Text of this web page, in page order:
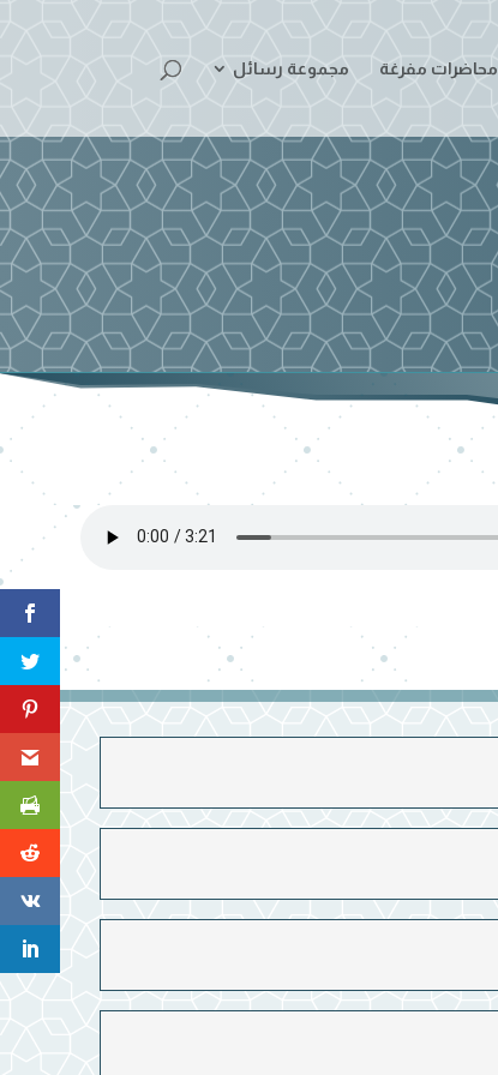
محاضرات مفرغة مجموعة رسائل